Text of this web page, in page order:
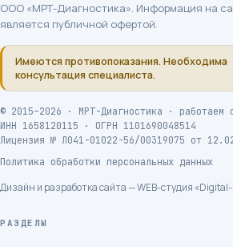
ООО «МРТ-Диагностика». Информация на
является публичной офертой.
Имеются противопоказания. Необходима
консультация специалиста.
© 2015–2026 · МРТ-Диагностика · работаем
ИНН 1658120115 · ОГРН 1101690048514
Лицензия № Л041-01022-56/00319075 от
Политика обработки персональных данных
Дизайн и разработка сайта — WEB-студия
РАЗДЕЛЫ